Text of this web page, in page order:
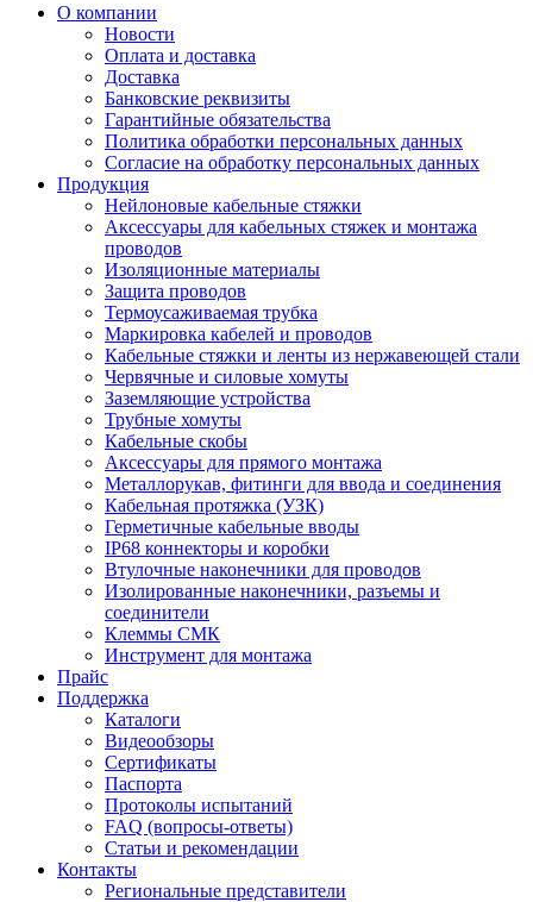
О компании
Новости
Оплата и доставка
Доставка
Банковские реквизиты
Гарантийные обязательства
Политика обработки персональных данных
Согласие на обработку персональных данных
Продукция
Нейлоновые кабельные стяжки
Аксессуары для кабельных стяжек и монтажа
проводов
Изоляционные материалы
Защита проводов
Термоусаживаемая трубка
Маркировка кабелей и проводов
Кабельные стяжки и ленты из нержавеющей стали
Червячные и силовые хомуты
Заземляющие устройства
Трубные хомуты
Кабельные скобы
Аксессуары для прямого монтажа
Металлорукав, фитинги для ввода и соединения
Кабельная протяжка (УЗК)
Герметичные кабельные вводы
IP68 коннекторы и коробки
Втулочные наконечники для проводов
Изолированные наконечники, разъемы и
соединители
Клеммы СМК
Инструмент для монтажа
Прайс
Поддержка
Каталоги
Видеообзоры
Сертификаты
Паспорта
Протоколы испытаний
FAQ (вопросы-ответы)
Статьи и рекомендации
Контакты
Региональные представители